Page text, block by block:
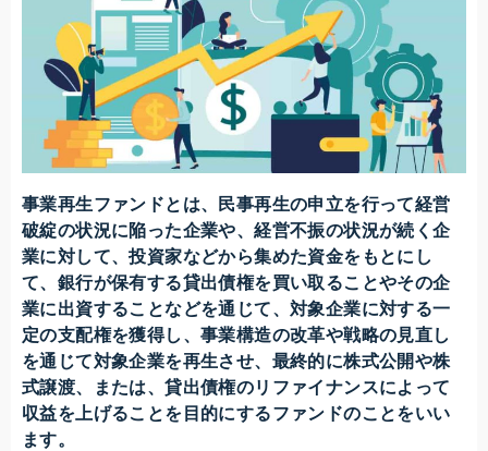
事業再生ファンドとは、民事再生の申立を行って経営
破綻の状況に陥った企業や、経営不振の状況が続く企
業に対して、投資家などから集めた資金をもとにし
て、銀行が保有する貸出債権を買い取ることやその企
業に出資することなどを通じて、対象企業に対する一
定の支配権を獲得し、事業構造の改革や戦略の見直し
を通じて対象企業を再生させ、最終的に株式公開や株
式譲渡、または、貸出債権のリファイナンスによって
収益を上げることを目的にするファンドのことをいい
ます。